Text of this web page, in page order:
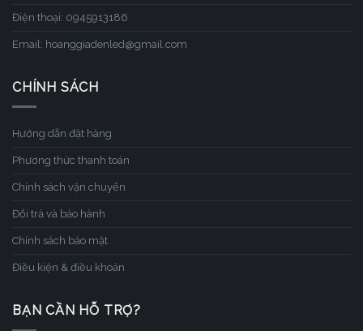
Điện thoại: 0945913186
Email: hoanggiadenled@gmail.com
CHÍNH SÁCH
Hướng dẫn đặt hàng
Phương thức thanh toán
Chính sách vận chuyển
Đổi trả và bảo hành
Chính sách bảo mật
Điều kiện & điều khoản
BẠN CẦN HỖ TRỢ?